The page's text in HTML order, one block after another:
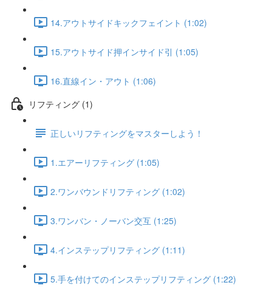
14.アウトサイドキックフェイント (1:02)
15.アウトサイド押インサイド引 (1:05)
16.直線イン・アウト (1:06)
リフティング (1)
正しいリフティングをマスターしよう！
1.エアーリフティング (1:05)
2.ワンバウンドリフティング (1:02)
3.ワンバン・ノーバン交互 (1:25)
4.インステップリフティング (1:11)
5.手を付けてのインステップリフティング (1:22)